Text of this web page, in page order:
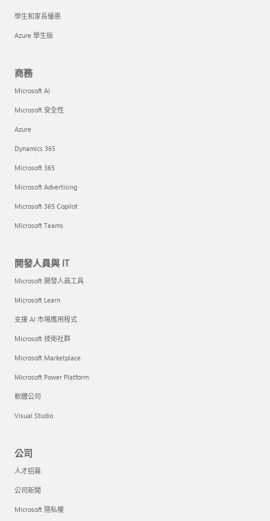
學生和家長優惠
Azure 學生版
商務
Microsoft AI
Microsoft 安全性
Azure
Dynamics 365
Microsoft 365
Microsoft Advertising
Microsoft 365 Copilot
Microsoft Teams
開發人員與 IT
Microsoft 開發人員工具
Microsoft Learn
支援 AI 市場應用程式
Microsoft 技術社群
Microsoft Marketplace
Microsoft Power Platform
軟體公司
Visual Studio
公司
人才招募
公司新聞
Microsoft 隱私權